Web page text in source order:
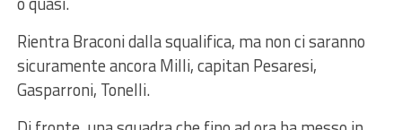
Rientra Braconi dalla squalifica, ma non ci saranno
sicuramente ancora Milli, capitan Pesaresi,
Gasparroni, Tonelli.